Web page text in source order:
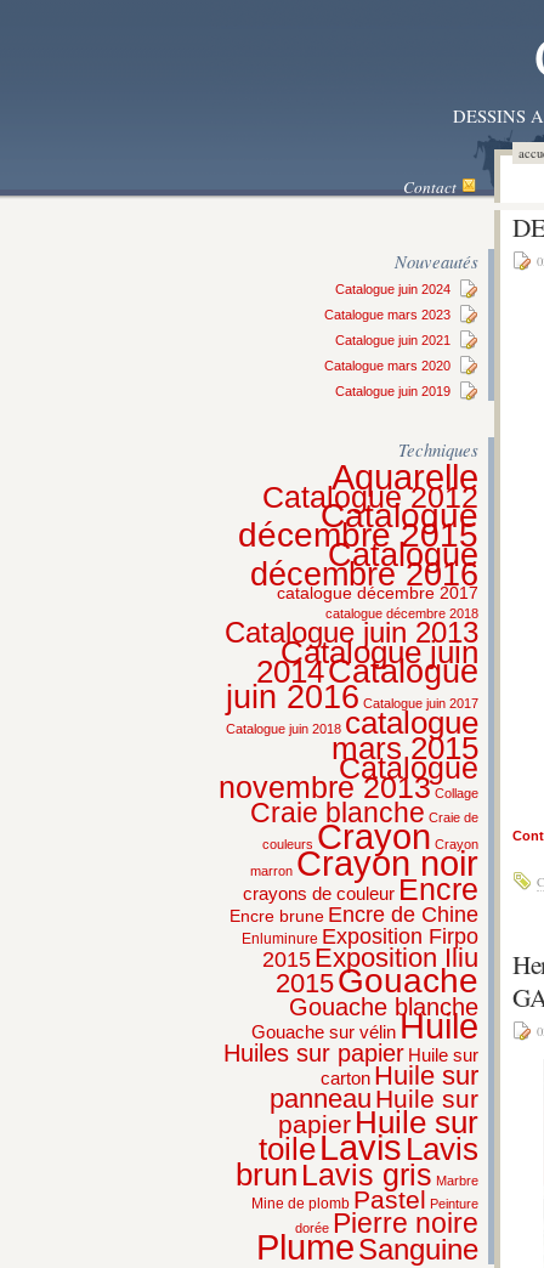
DESSINS
Contact
Nouveautés
Catalogue juin 2024
Catalogue mars 2023
Catalogue juin 2021
Catalogue mars 2020
Catalogue juin 2019
Techniques
Aquarelle
Catalogue 2012
Catalogue
décembre 2015
Catalogue
décembre 2016
catalogue décembre 2017
catalogue décembre 2018
Catalogue juin 2013
Catalogue juin
2014Catalogue
juin 2016 Catalogue juin 2017
Catalogue juin 2018 catalogue
mars 2015
Catalogue
novembre 2013 Collage
Craie blanche Craie de
couleurs Crayon Crayon
marron Crayon noir
crayons de couleur Encre
Encre brune Encre de Chine
Enluminure Exposition Firpo
2015 Exposition Iliu
2015Gouache
Gouache blanche
Gouache sur vélinHuile
Huiles sur papier Huile sur
carton Huile sur
panneau Huile sur
papier Huile sur
toileLavis Lavis
brun Lavis gris Marbre
Mine de plomb Pastel Peinture
dorée Pierre noire
PlumeSanguine